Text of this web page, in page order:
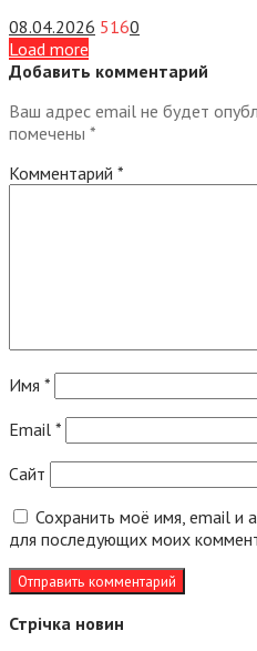
08.04.2026 5160
Load more
Добавить комментарий
Ваш адрес email не будет
помечены *
Комментарий *
Имя *
Email *
Сайт
Сохранить моё имя, email и
для последующих моих
Стрічка новин